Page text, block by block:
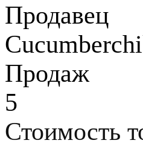
Продавец
Продаж
5
Стоимость